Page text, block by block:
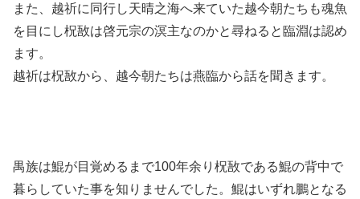
また、越祈に同行し天晴之海へ来ていた越今朝たちも魂魚
を目にし柷敔は啓元宗の溟主なのかと尋ねると臨淵は認め
ます。
越祈は柷敔から、越今朝たちは燕臨から話を聞きます。
禺族は鯤が目覚めるまで100年余り柷敔である鯤の背中で
暮らしていた事を知りませんでした。鯤はいずれ鵬となる